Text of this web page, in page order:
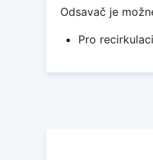
Odsavač je
Pro